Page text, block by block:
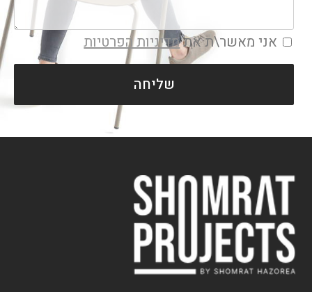
אני מאשר\ת אתמדיניות הפרטיות
שליחה